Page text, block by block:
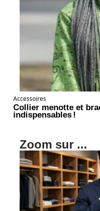
Accessoires
Collier menotte et
indispensables !
Zoom sur ...